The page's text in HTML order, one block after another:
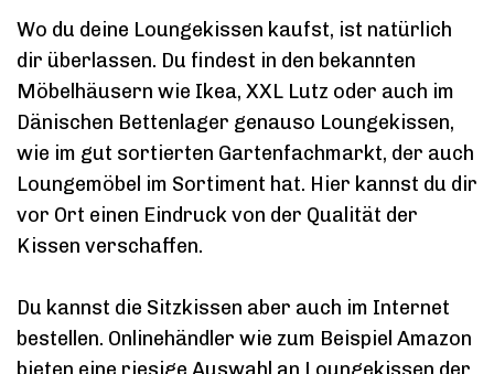
Wo du deine Loungekissen kaufst, ist natürlich
dir überlassen. Du findest in den bekannten
Möbelhäusern wie Ikea, XXL Lutz oder auch im
Dänischen Bettenlager genauso Loungekissen,
wie im gut sortierten Gartenfachmarkt, der auch
Loungemöbel im Sortiment hat. Hier kannst du dir
vor Ort einen Eindruck von der Qualität der
Kissen verschaffen.
Du kannst die Sitzkissen aber auch im Internet
bestellen. Onlinehändler wie zum Beispiel Amazon